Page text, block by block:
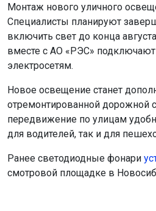
Монтаж нового уличного
Специалисты планируют
включить свет до конца
вместе с АО «РЭС»
электросетям.
Новое освещение станет
отремонтированной дорожной
передвижение по улицам
для водителей, так и для
Ранее светодиодные фонари
смотровой площадке в